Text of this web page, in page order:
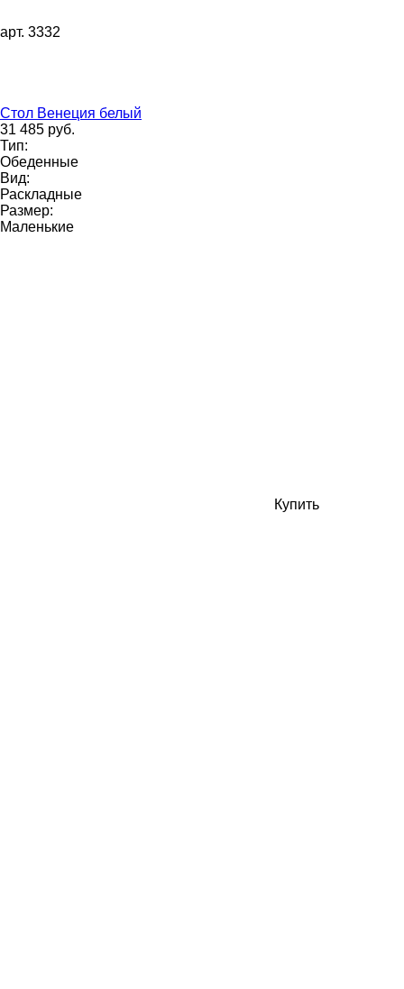
арт. 3332
Стол Венеция белый
31 485 руб.
Тип:
Обеденные
Вид:
Раскладные
Размер:
Маленькие
Купить